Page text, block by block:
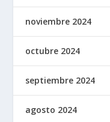
noviembre 2024
octubre 2024
septiembre 2024
agosto 2024